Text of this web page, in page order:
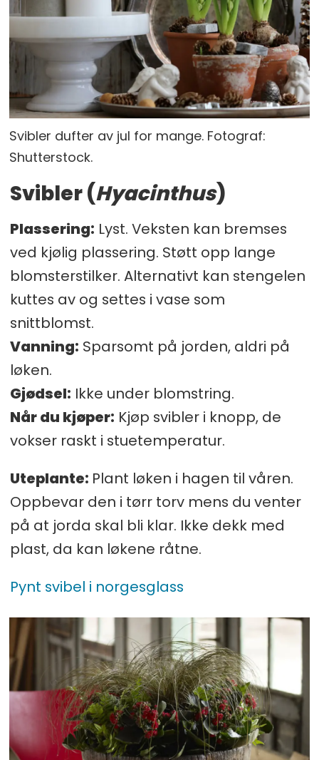
Svibler dufter av jul for mange. Fotograf:
Shutterstock.
Svibler (Hyacinthus)
Plassering: Lyst. Veksten kan bremses
ved kjølig plassering. Støtt opp lange
blomsterstilker. Alternativt kan stengelen
kuttes av og settes i vase som
snittblomst.
Vanning: Sparsomt på jorden, aldri på
løken.
Gjødsel: Ikke under blomstring.
Når du kjøper: Kjøp svibler i knopp, de
vokser raskt i stuetemperatur.
Uteplante: Plant løken i hagen til våren.
Oppbevar den i tørr torv mens du venter
på at jorda skal bli klar. Ikke dekk med
plast, da kan løkene råtne.
Pynt svibel i norgesglass